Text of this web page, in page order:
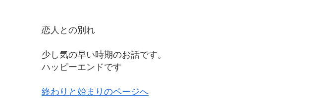
恋人との別れ
少し気の早い時期のお話です。
ハッピーエンドです
終わりと始まりのページへ